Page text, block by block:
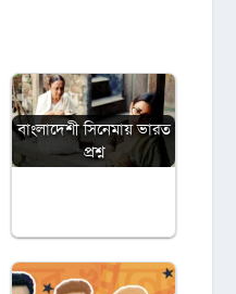
বাংলাদেশী সিনেমায় ভারত
প্রশ্ন